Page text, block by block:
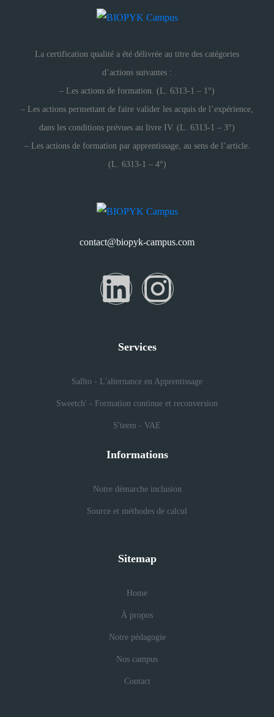
La certification qualité a été délivrée au titre des catégories
d’actions suivantes :
– Les actions de formation. (L. 6313-1 – 1°)
– Les actions permettant de faire valider les acquis de l’expérience,
dans les conditions prévues au livre IV. (L. 6313-1 – 3°)
– Les actions de formation par apprentissage, au sens de l’article.
(L. 6313-1 – 4°)
contact@biopyk-campus.com
Services
Sallto - L'alternance en Apprentissage
Sweetch' - Formation continue et reconversion
S'teem - VAE
Informations
Notre démarche inclusion
Source et méthodes de calcul
Sitemap
Home
À propos
Notre pédagogie
Nos campus
Contact